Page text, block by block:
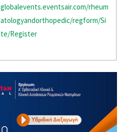
globalevents.eventsair.com/rheum
atologyandorthopedic/regform/Si
te/Register